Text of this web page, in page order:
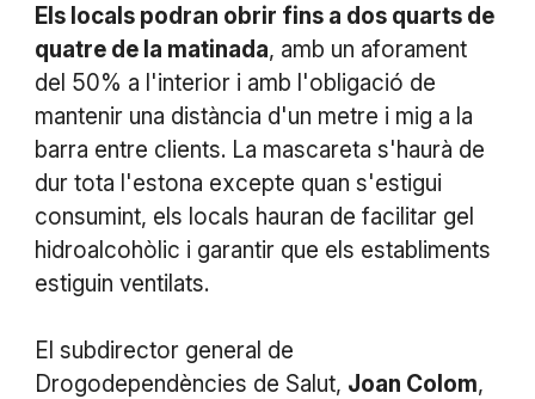
Els locals podran obrir fins a dos quarts de
quatre de la matinada, amb un aforament
del 50% a l'interior i amb l'obligació de
mantenir una distància d'un metre i mig a la
barra entre clients. La mascareta s'haurà de
dur tota l'estona excepte quan s'estigui
consumint, els locals hauran de facilitar gel
hidroalcohòlic i garantir que els establiments
estiguin ventilats.
El subdirector general de
Drogodependències de Salut, Joan Colom,